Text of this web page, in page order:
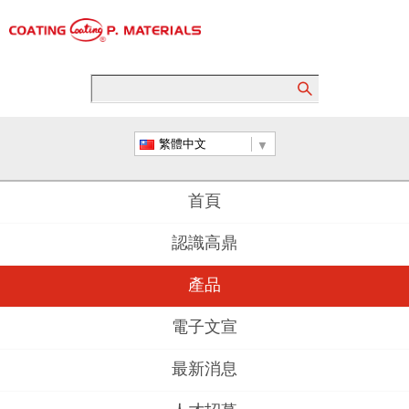
繁體中文
首頁
認識高鼎
產品
電子文宣
最新消息